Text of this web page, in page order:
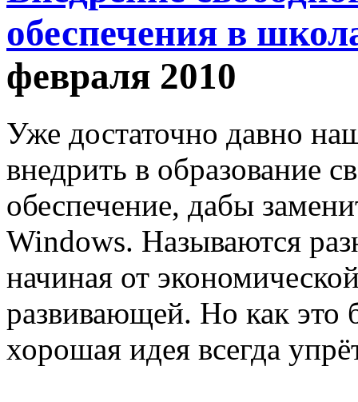
обеспечения в
февраля 2010
Уже достаточно давно
внедрить в образование
обеспечение, дабы
Windows. Называются
начиная от
развивающей. Но как это
хорошая идея всегда